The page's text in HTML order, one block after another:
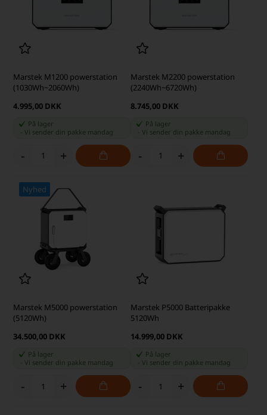
Marstek M1200 powerstation
(1030Wh~2060Wh)
4.995,00 DKK
På lager
-Vi sender din pakke mandag
- +
Marstek M2200 powerstation
(2240Wh~6720Wh)
8.745,00 DKK
På lager
Vi sender din pakke mandag
- +
Nyhed
Marstek M5000 powerstation
(5120Wh)
34.500,00 DKK
På lager
-Vi sender din pakke mandag
- +
Marstek P5000 Batteripakke
5120Wh
14.999,00 DKK
På lager
Vi sender din pakke mandag
- +